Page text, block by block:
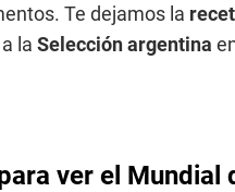
Te dejamos la
la Selección argentina
ver el Mundial